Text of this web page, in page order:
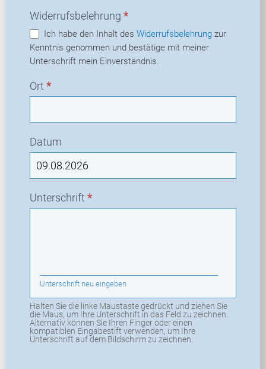
Widerrufsbelehrung *
Ich habe den Inhalt des Widerrufsbelehrung
Kenntnis genommen und bestätige mit meiner
Unterschrift mein Einverständnis.
Ort *
Datum
Unterschrift *
Unterschrift neu eingeben
Halten Sie die linke Maustaste gedrückt und ziehen Sie
die Maus, um Ihre Unterschrift in das Feld zu zeichnen.
Alternativ können Sie Ihren Finger oder einen
kompatiblen Eingabestift verwenden, um Ihre
Unterschrift auf dem Bildschirm zu zeichnen.